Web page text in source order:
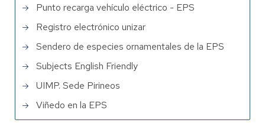
Punto recarga vehículo eléctrico - EPS
Registro electrónico unizar
Sendero de especies ornamentales de la EPS
Subjects English Friendly
UIMP. Sede Pirineos
Viñedo en la EPS